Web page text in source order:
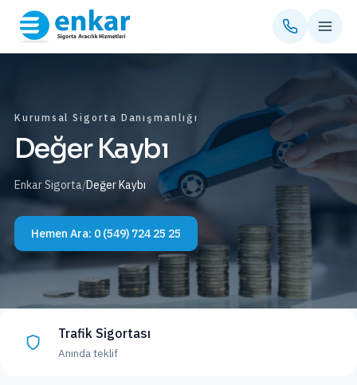
Kurumsal Sigorta Danışmanlığı
Değer Kaybı
Enkar Sigorta/Değer Kaybı
Hemen Ara: 0 (549) 724 25 25
Trafik Sigortası
Anında teklif